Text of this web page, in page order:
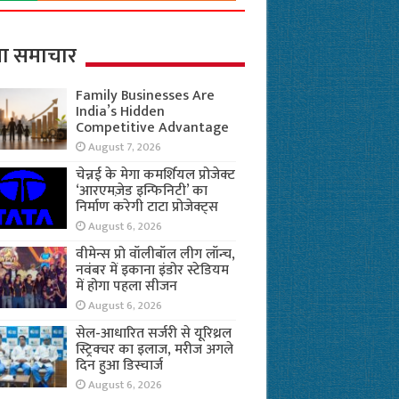
समाचार
Family Businesses Are
India’s Hidden
Competitive Advantage
August 7, 2026
चेन्नई के मेगा कमर्शियल प्रोजेक्ट
‘आरएमज़ेड इन्फिनिटी’ का
निर्माण करेगी टाटा प्रोजेक्ट्स
August 6, 2026
वीमेन्स प्रो वॉलीबॉल लीग लॉन्च,
नवंबर में इकाना इंडोर स्टेडियम
में होगा पहला सीजन
August 6, 2026
सेल-आधारित सर्जरी से यूरिथ्रल
स्ट्रिक्चर का इलाज, मरीज अगले
दिन हुआ डिस्चार्ज
August 6, 2026